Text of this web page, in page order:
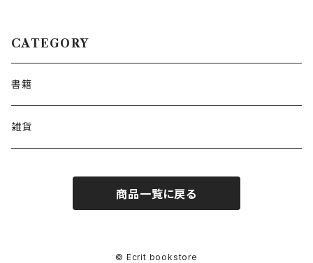
CATEGORY
書籍
雑貨
商品一覧に戻る
© Ecrit bookstore